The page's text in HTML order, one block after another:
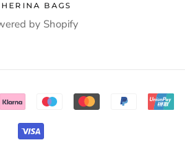
BAGS
by Shopify